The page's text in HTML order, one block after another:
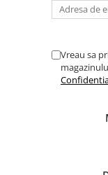
Vreau sa